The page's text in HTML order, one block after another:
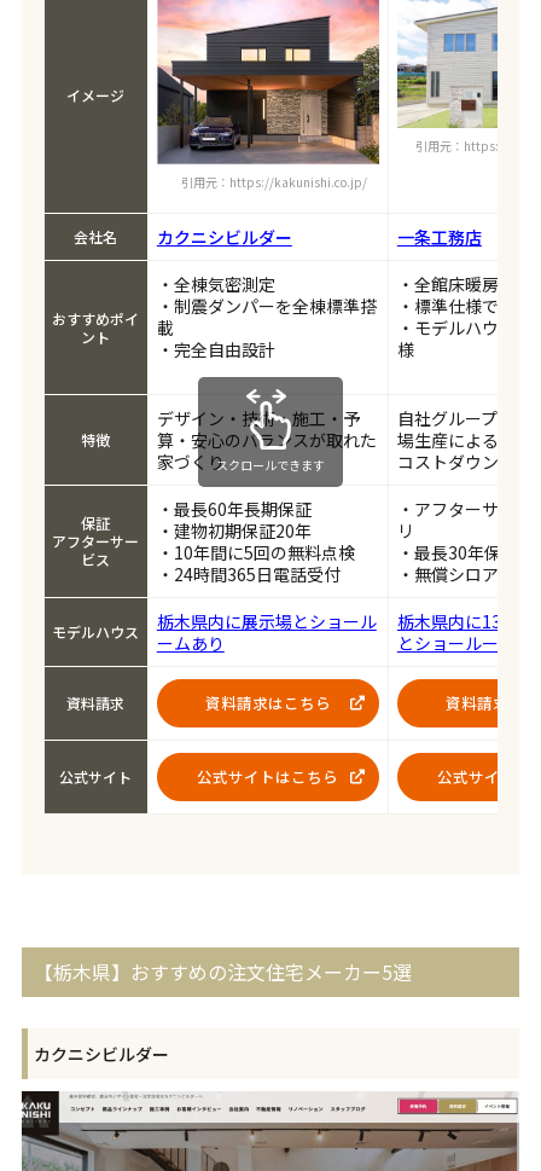
イメージ
引用元：https://kakunishi.co.jp/
引用元：https://
会社名 カクニシビルダー 一条工務店
おすすめポイ
ント
・全棟気密測定
・制震ダンパーを全棟標準搭
載
・完全自由設計
・全館床暖房
・標準仕様で耐震
・モデルハウス仕
様
特徴
デザイン・技術・施工・予
算・安心のバランスが取れた
家づくり
自社グループでの
場生産による品質
コストダウンの実
保証
アフターサー
ビス
・最長60年長期保証
・建物初期保証20年
・10年間に5回の無料点検
・24時間365日電話受付
・アフターサポー
リ
・最長30年保証
・無償シロアリ予
モデルハウス
栃木県内に展示場とショール
ームあり
栃木県内に13のモ
とショールームあ
資料請求 資料請求はこちら 資料請求は
公式サイト 公式サイトはこちら 公式サイトは
スクロールできます
【栃木県】おすすめの注文住宅メーカー5選
カクニシビルダー